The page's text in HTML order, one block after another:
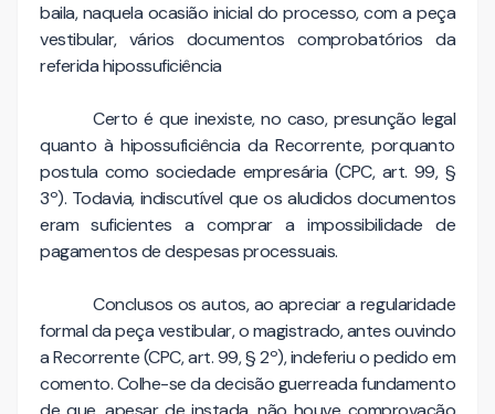
baila, naquela ocasião inicial do processo, com a peça
vestibular, vários documentos comprobatórios da
referida hipossuficiência
Certo é que inexiste, no caso, presunção legal
quanto à hipossuficiência da Recorrente, porquanto
postula como sociedade empresária (CPC, art. 99, §
3º). Todavia, indiscutível que os aludidos documentos
eram suficientes a comprar a impossibilidade de
pagamentos de despesas processuais.
Conclusos os autos, ao apreciar a regularidade
formal da peça vestibular, o magistrado, antes ouvindo
a Recorrente (CPC, art. 99, § 2º), indeferiu o pedido em
comento. Colhe-se da decisão guerreada fundamento